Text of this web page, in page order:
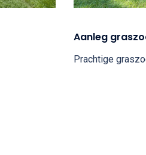
Aanleg
Prachtige